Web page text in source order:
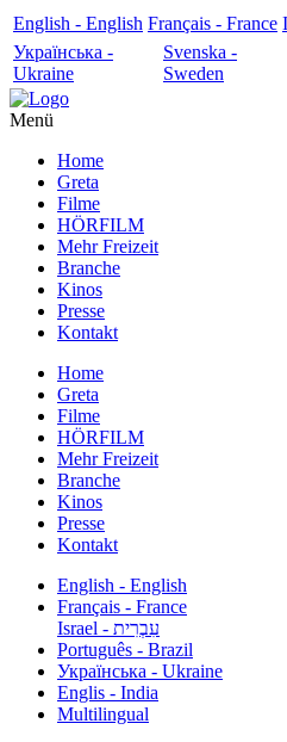
English - English Français - France
Українська -
Ukraine
Svenska -
Sweden
Menü
Home
Greta
Filme
HÖRFILM
Mehr Freizeit
Branche
Kinos
Presse
Kontakt
Home
Greta
Filme
HÖRFILM
Mehr Freizeit
Branche
Kinos
Presse
Kontakt
English - English
Français - France
עִבְרִית - Israel
Português - Brazil
Українська - Ukraine
Englis - India
Multilingual